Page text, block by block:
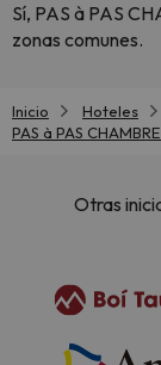
Sí, PAS à PAS
zonas comunes.
Inicio Hoteles
PAS à PAS
Otras